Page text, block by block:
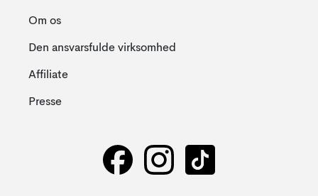
Om os
Den ansvarsfulde virksomhed
Affiliate
Presse